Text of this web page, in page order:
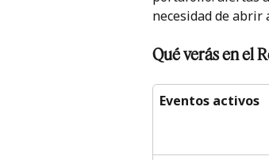
necesidad de
Qué verás en el
Eventos activos